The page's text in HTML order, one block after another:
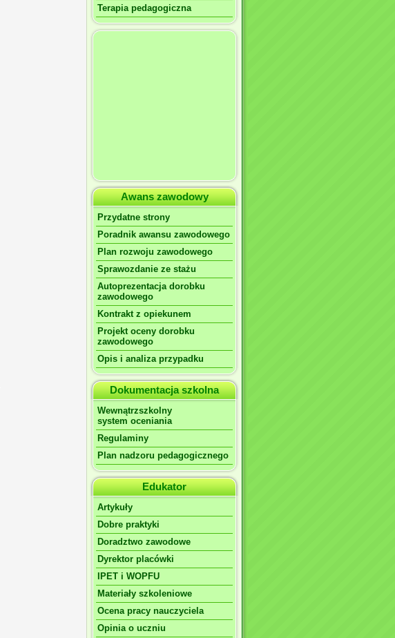
Terapia pedagogiczna
Awans zawodowy
Przydatne strony
Poradnik awansu zawodowego
Plan rozwoju zawodowego
Sprawozdanie ze stażu
Autoprezentacja dorobku
zawodowego
Kontrakt z opiekunem
Projekt oceny dorobku
zawodowego
Opis i analiza przypadku
Dokumentacja szkolna
Wewnątrzszkolny
system oceniania
Regulaminy
Plan nadzoru pedagogicznego
Edukator
Artykuły
Dobre praktyki
Doradztwo zawodowe
Dyrektor placówki
IPET i WOPFU
Materiały szkoleniowe
Ocena pracy nauczyciela
Opinia o uczniu